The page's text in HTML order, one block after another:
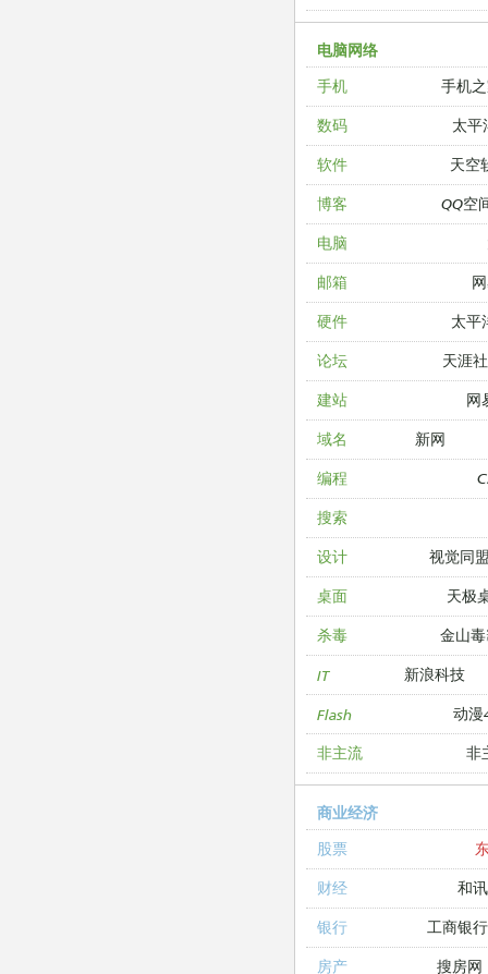
电脑网络
手机
手机
数码 太平
软件 天空
博客 QQ空
电脑
邮箱
硬件 太平
论坛 天涯
建站 网
域名 新网
编程
搜索
设计 视觉同
桌面 天极
杀毒 金山
IT 新浪科技
Flash 动漫
非主流 非
商业经济
股票
财经 和
银行 工商银行
房产 搜房网